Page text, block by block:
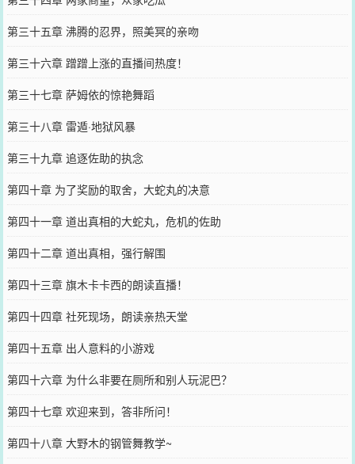
第三十五章 沸腾的忍界，照美冥的亲吻
第三十六章 蹭蹭上涨的直播间热度！
第三十七章 萨姆依的惊艳舞蹈
第三十八章 雷遁·地狱风暴
第三十九章 追逐佐助的执念
第四十章 为了奖励的取舍，大蛇丸的决意
第四十一章 道出真相的大蛇丸，危机的佐助
第四十二章 道出真相，强行解围
第四十三章 旗木卡卡西的朗读直播！
第四十四章 社死现场，朗读亲热天堂
第四十五章 出人意料的小游戏
第四十六章 为什么非要在厕所和别人玩泥巴？
第四十七章 欢迎来到，答非所问！
第四十八章 大野木的钢管舞教学~